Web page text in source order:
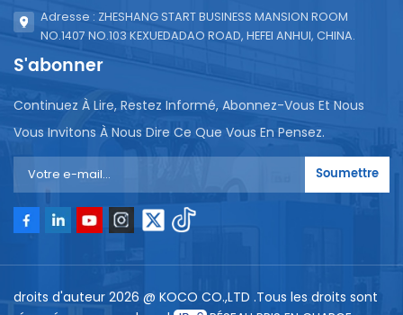
Adresse : ZHESHANG START BUSINESS MANSION ROOM
NO.1407 NO.103 KEXUEDADAO ROAD, HEFEI ANHUI, CHINA.
S'abonner
Continuez À Lire, Restez Informé, Abonnez-Vous Et Nous
Vous Invitons À Nous Dire Ce Que Vous En Pensez.
Soumettre
droits d'auteur 2026 @ KOCO CO.,LTD .Tous les droits sont